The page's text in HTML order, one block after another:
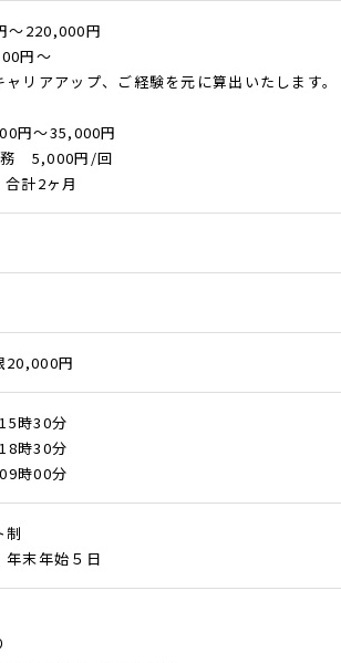
～220,000円
円〜
リアアップ、ご経験を元に算出いたします。
円〜35,000円
務 5,000円/回
計2ヶ月
20,000円
時30分
時30分
時00分
制
年末年始５日